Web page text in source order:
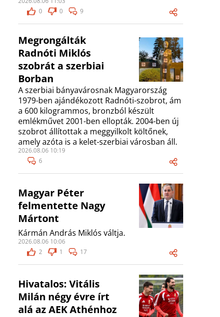
0
0 9
Megrongálták
Radnóti Miklós
szobrát a szerbiai
Borban
A szerbiai bányavárosnak Magyarország
1979-ben ajándékozott Radnóti-szobrot, ám
a 600 kilogrammos, bronzból készült
emlékművet 2001-ben ellopták. 2004-ben új
szobrot állítottak a meggyilkolt költőnek,
amely azóta is a kelet-szerbiai városban áll.
2026.08.06 10:19
6
Magyar Péter
felmentette Nagy
Mártont
Kármán András Miklós váltja.
2026.08.06 10:06
2
1 17
Hivatalos: Vitális
Milán négy évre írt
alá az AEK Athénhoz